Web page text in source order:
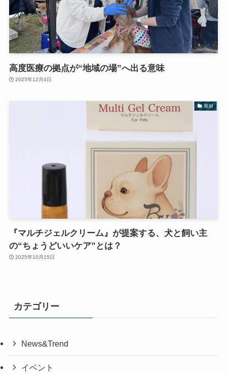
高度医療の拠点が“地域の場”へ出る意味
2025年12月4日
取材
『マルチジェルクリーム』が提案する、犬と飼い主
の“ちょうどいいケア”とは？
2025年10月15日
カテゴリー
News&Trend
イベント